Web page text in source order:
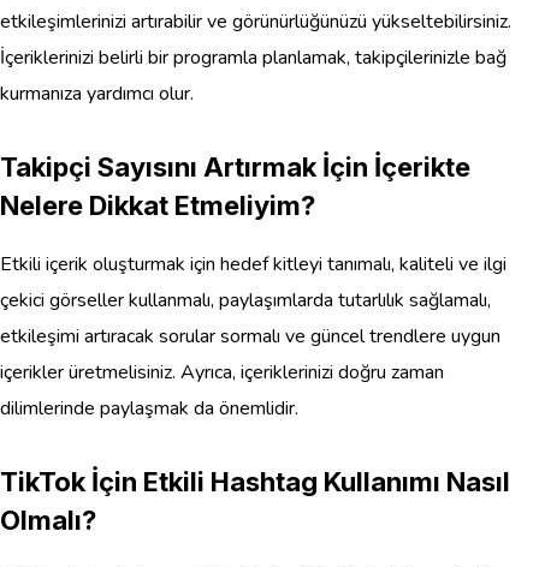
etkileşimlerinizi artırabilir ve görünürlüğünüzü yükseltebilirsiniz.
İçeriklerinizi belirli bir programla planlamak, takipçilerinizle bağ
kurmanıza yardımcı olur.
Takipçi Sayısını Artırmak İçin İçerikte
Nelere Dikkat Etmeliyim?
Etkili içerik oluşturmak için hedef kitleyi tanımalı, kaliteli ve ilgi
çekici görseller kullanmalı, paylaşımlarda tutarlılık sağlamalı,
etkileşimi artıracak sorular sormalı ve güncel trendlere uygun
içerikler üretmelisiniz. Ayrıca, içeriklerinizi doğru zaman
dilimlerinde paylaşmak da önemlidir.
TikTok İçin Etkili Hashtag Kullanımı Nasıl
Olmalı?